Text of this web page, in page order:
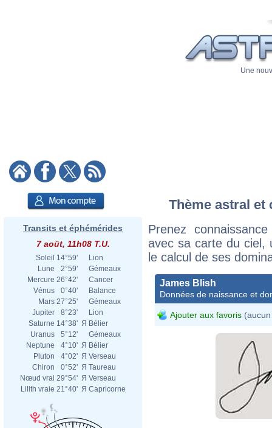
Une
Transits et éphémérides
7 août, 11h08 T.U.
Soleil 14°59'
Lion
Lune
2°59'
Gémeaux
Mercure 26°42'
Cancer
Vénus
0°40'
Balance
Mars 27°25'
Gémeaux
Jupiter
8°23'
Lion
Saturne 14°38' Я Bélier
Uranus
5°12'
Gémeaux
Neptune
4°10' Я Bélier
Pluton
4°02' Я Verseau
Chiron
0°52' Я Taureau
Nœud vrai 29°54' Я Verseau
Lilith vraie 21°40' Я Capricorne
Thème astral et
Prenez
avec sa carte du ciel,
le calcul de ses
James Blish
Données de naissance et
Ajouter aux favoris